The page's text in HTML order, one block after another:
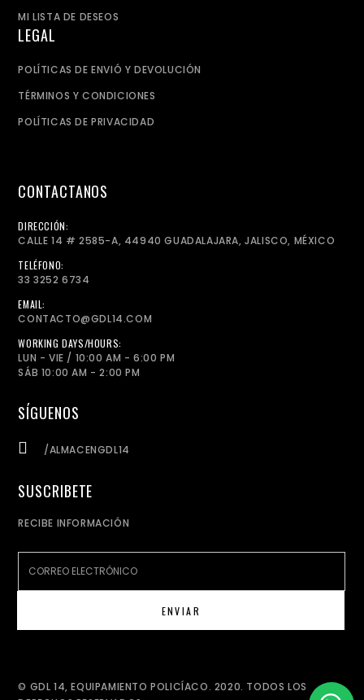
MI LISTA DE DESEOS
LEGAL
POLÍTICAS DE ENVIÓ Y DEVOLUCIÓN
TÉRMINOS Y CONDICIONES
POLÍTICAS DE PRIVACIDAD
CONTACTANOS
DIRECCIÓN:
CALLE 14 # 2585-A, 44940 GUADALAJARA, JALISCO, MÉXICO
TELÉFONO:
33 3252 6734
EMAIL:
CONTACTO@GDL14.COM
WORKING DAYS/HOURS:
LUN - VIE / 10:00 AM - 6:00 PM
SÁB 10:00 AM - 2:00 PM
SÍGUENOS
/ALMACENGDL14
SUSCRIBETE
RECIBE INFORMACIÓN
© GDL 14, EQUIPAMIENTO POLICÍACO. 2020. TODOS LOS